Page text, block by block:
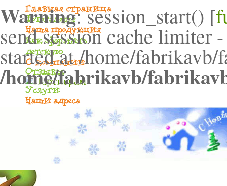
Warning: session_start() [
send session cache limiter
started at /home/
/home/fabrikavb/